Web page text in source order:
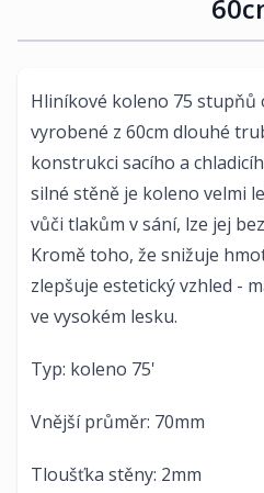
Hliníkové koleno 75 stupňů
vyrobené z 60cm dlouhé
konstrukci sacího a
silné stěně je koleno velmi
vůči tlakům v sání, lze jej
Kromě toho, že snižuje
zlepšuje estetický vzhled -
ve vysokém lesku.
Typ: koleno 75'
Vnější průměr: 70mm
Tloušťka stěny: 2mm